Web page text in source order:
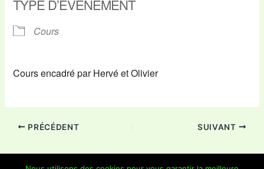
TYPE D’ÉVÈNEMENT
Cours
Cours encadré par Hervé et Olivier
PRÉCÉDENT SUIVANT